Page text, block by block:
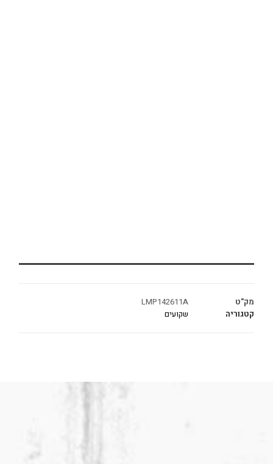
מק"ט
LMP142611A
קטגוריה
שקועים